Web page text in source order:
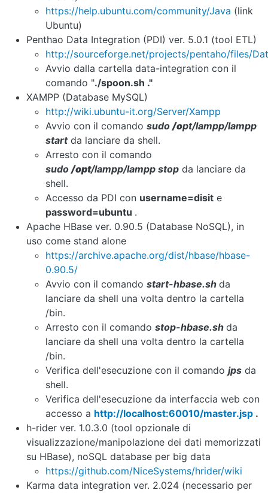
https://help.ubuntu.com/community/Java (link
Ubuntu)
Penthao Data Integration (PDI) ver. 5.0.1 (tool ETL)
http://sourceforge.net/projects/pentaho/files/
Avvio dalla cartella data-integration con il
comando "./spoon.sh ."
XAMPP (Database MySQL)
http://wiki.ubuntu-it.org/Server/Xampp
Avvio con il comando sudo /opt/lampp/lampp
startda lanciare da shell.
Arresto con il comando
sudo /opt/lampp/lampp stop da lanciare da
shell.
Accesso da PDI con username=disit e
password=ubuntu .
Apache HBase ver. 0.90.5 (Database NoSQL), in
uso come stand alone
https://archive.apache.org/dist/hbase/hbase-
0.90.5/
Avvio con il comando start-hbase.sh da
lanciare da shell una volta dentro la cartella
/bin.
Arresto con il comando stop-hbase.sh da
lanciare da shell una volta dentro la cartella
/bin.
Verifica dell'esecuzione con il comando jps da
shell.
Verifica dell'esecuzione da interfaccia web con
accesso a http://localhost:60010/master.jsp .
h-rider ver. 1.0.3.0 (tool opzionale di
visualizzazione/manipolazione dei dati memorizzati
su HBase), noSQL database per big data
https://github.com/NiceSystems/hrider/wiki
Karma data integration ver. 2.024 (necessario per